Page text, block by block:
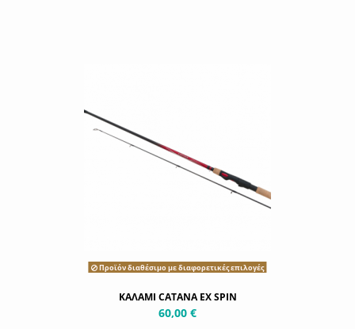
Προϊόν διαθέσιμο με διαφορετικές επιλογές
ΚΑΛΑΜΙ CATANA EX SPIN
60,00 €